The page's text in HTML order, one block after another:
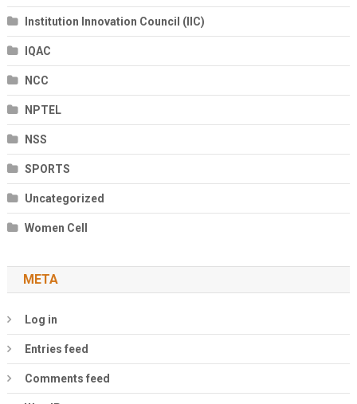
Institution Innovation Council (IIC)
IQAC
NCC
NPTEL
NSS
SPORTS
Uncategorized
Women Cell
META
Log in
Entries feed
Comments feed